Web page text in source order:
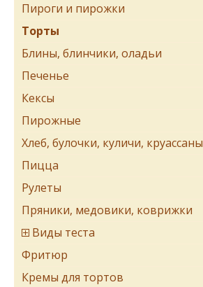
Пироги и пирожки
Торты
Блины, блинчики, оладьи
Печенье
Кексы
Пирожные
Хлеб, булочки, куличи, круассаны
Пицца
Рулеты
Пряники, медовики, коврижки
Виды теста
Фритюр
Кремы для тортов